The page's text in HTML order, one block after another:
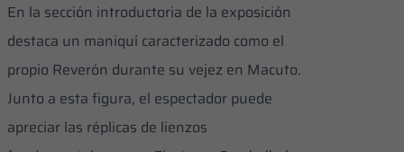
En la sección introductoria de la exposición
destaca un maniquí caracterizado como el
propio Reverón durante su vejez en Macuto.
Junto a esta figura, el espectador puede
apreciar las réplicas de lienzos